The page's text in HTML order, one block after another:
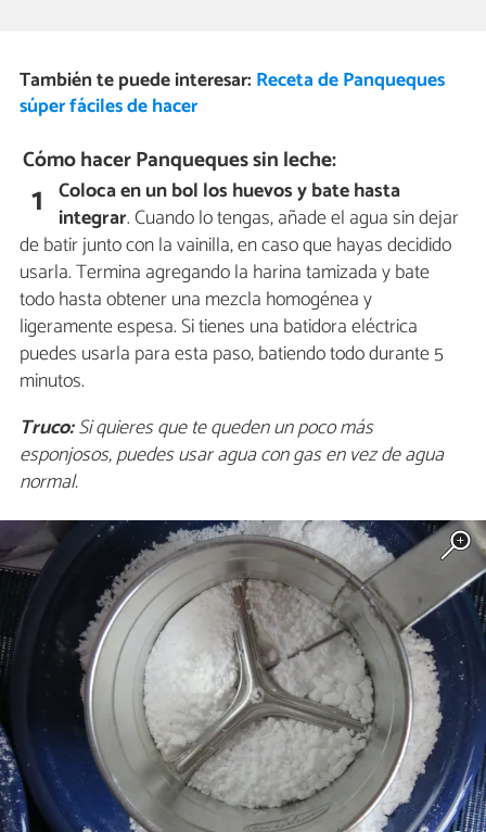
También te puede interesar: Receta de Panqueques
súper fáciles de hacer
Cómo hacer Panqueques sin leche:
1 Coloca en un bol los huevos y bate hasta
integrar. Cuando lo tengas, añade el agua sin dejar
de batir junto con la vainilla, en caso que hayas decidido
usarla. Termina agregando la harina tamizada y bate
todo hasta obtener una mezcla homogénea y
ligeramente espesa. Si tienes una batidora eléctrica
puedes usarla para esta paso, batiendo todo durante 5
minutos.
Truco:Si quieres que te queden un poco más
esponjosos, puedes usar agua con gas en vez de agua
normal.